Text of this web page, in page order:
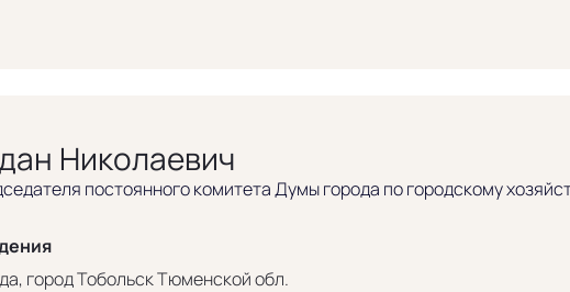
Николаевич
постоянного комитета Думы города по городскому
город Тобольск Тюменской обл.